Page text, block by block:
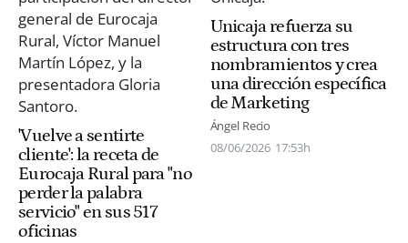
'Vuelve a sentirte
cliente': la receta de
Eurocaja Rural para "no
perder la palabra
servicio" en sus 517
oficinas
Unicaja refuerza su
estructura con tres
nombramientos y crea
una dirección específica
de Marketing
Ángel Recio
08/06/2026 17:53h